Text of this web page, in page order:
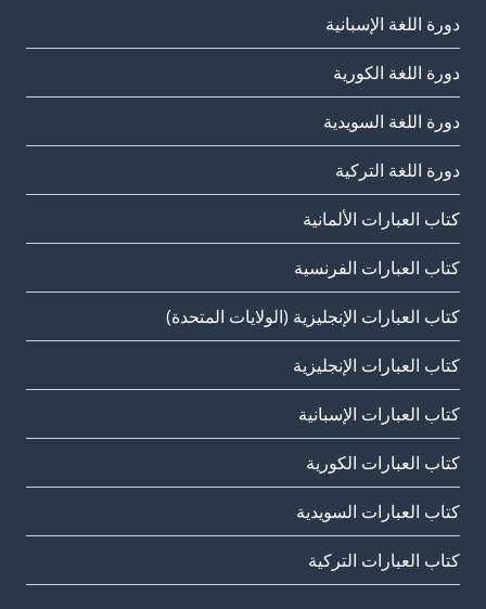
دورة اللغة الإسبانية
دورة اللغة الكورية
دورة اللغة السويدية
دورة اللغة التركية
كتاب العبارات الألمانية
كتاب العبارات الفرنسية
كتاب العبارات الإنجليزية (الولايات المتحدة)
كتاب العبارات الإنجليزية
كتاب العبارات الإسبانية
كتاب العبارات الكورية
كتاب العبارات السويدية
كتاب العبارات التركية